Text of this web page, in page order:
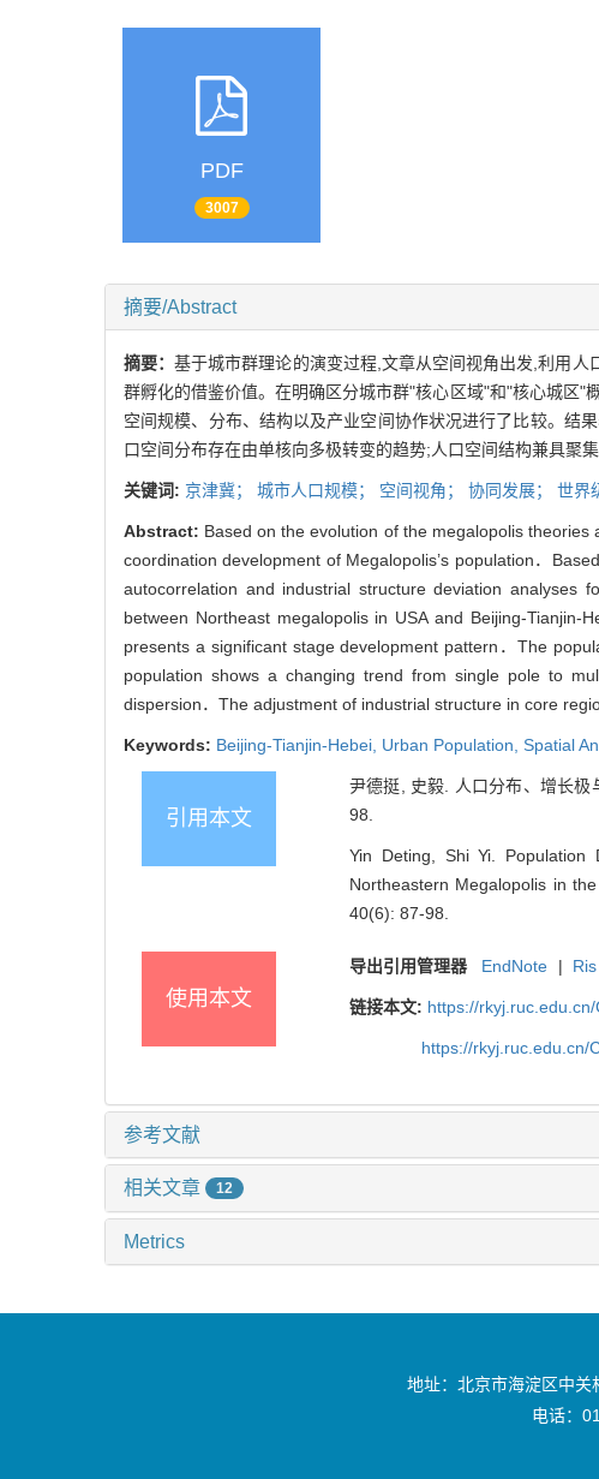
PDF
3007
摘要/Abstract
摘要：基于城市群理论的演变过程,文章从空间视角出发,利用
群孵化的借鉴价值。在明确区分城市群"核心区域"和"核心城区
空间规模、分布、结构以及产业空间协作状况进行了比较。结
口空间分布存在由单核向多极转变的趋势;人口空间结构兼具聚
关键词: 京津冀； 城市人口规模； 空间视角； 协同发展； 世界
Abstract: Based on the evolution of the megalopolis
coordination development of Megalopolis’s population．
autocorrelation and industrial structure deviation
between Northeast megalopolis in USA and Beijing-
presents a significant stage development pattern．The
population shows a changing trend from single pole to
dispersion．The adjustment of industrial structure in core
Keywords: Beijing-Tianjin-Hebei, Urban Population, Spatial
引用本文
尹德挺, 史毅. 人口分布、增长
98.
Yin Deting, Shi Yi. Population
Northeastern Megalopolis in
40(6): 87-98.
使用本文
导出引用管理器 EndNote | Ris
链接本文: https://
https://rkyj.ruc.edu.cn/
参考文献
相关文章 12
Metrics
地址：北京市海淀区中
电话：